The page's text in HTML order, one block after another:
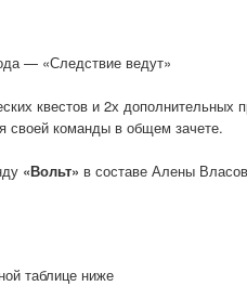
— «Следствие ведут»
квестов и 2х дополнительных
своей команды в общем зачете.
«Вольт» в составе Алены
таблице ниже